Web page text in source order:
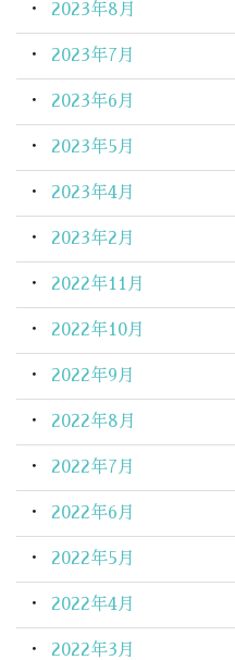
2023年8月
2023年7月
2023年6月
2023年5月
2023年4月
2023年2月
2022年11月
2022年10月
2022年9月
2022年8月
2022年7月
2022年6月
2022年5月
2022年4月
2022年3月